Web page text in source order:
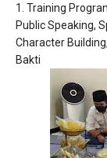
1. Training
Public Speaking,
Character
Bakti